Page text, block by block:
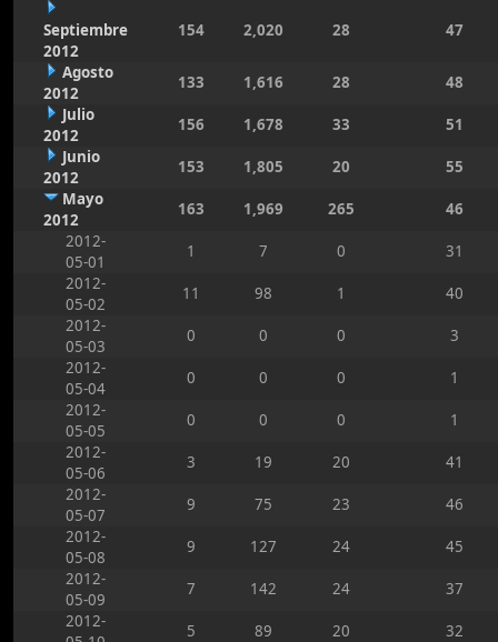
Septiembre
2012
154 2,020 28 47
Agosto
2012
133 1,616 28
48
Julio
2012
156 1,678 33
51
Junio
2012
153 1,805 20
55
Mayo
2012
163 1,969 265
46
2012-
05-01
1 7 0
31
2012-
05-02
11 98 1
40
2012-
05-03
0 0 0
3
2012-
05-04
0 0 0
1
2012-
05-05
0 0 0
1
2012-
05-06
3 19 20
41
2012-
05-07
9 75 23
46
2012-
05-08
9 127 24
45
2012-
05-09
7 142 24
37
2012-
5 89 20
32